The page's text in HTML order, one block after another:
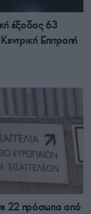
έξοδος 63
Επιτροπή
22 πρόσωπα από